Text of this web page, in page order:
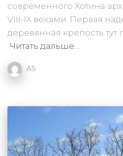
современного Хотина
VIII-IX веками. Первая
деревянная крепость тут
Читать дальше…
AS